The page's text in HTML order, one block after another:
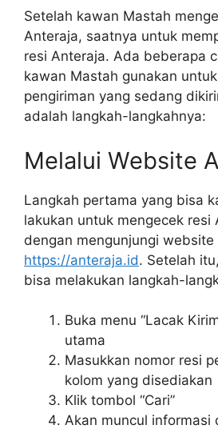
Setelah kawan Mastah
Anteraja, saatnya untuk
resi Anteraja. Ada beberapa
kawan Mastah gunakan
pengiriman yang sedang
adalah langkah-langkahnya:
Melalui Website
Langkah pertama yang bisa
lakukan untuk mengecek resi
dengan mengunjungi
https://anteraja.id. Setelah
bisa melakukan langkah-
Buka menu “Lacak
utama
Masukkan nomor resi
kolom yang disediakan
Klik tombol “Cari”
Akan muncul informasi